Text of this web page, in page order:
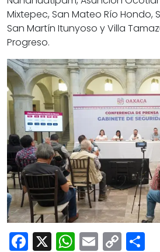
Mixtepec, San Mateo Río Hondo,
San Martín Itunyoso y Villa
Progreso.
Facebook
X WhatsApp
Email
Copy